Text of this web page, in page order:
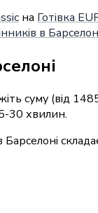
на Готівка
в
суму (від
30 хвилин.